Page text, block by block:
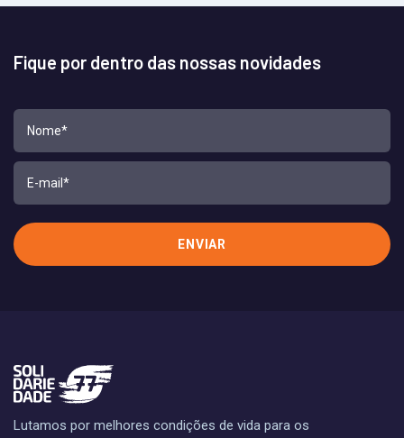
Fique por dentro das nossas novidades
Lutamos por melhores condições de vida para os